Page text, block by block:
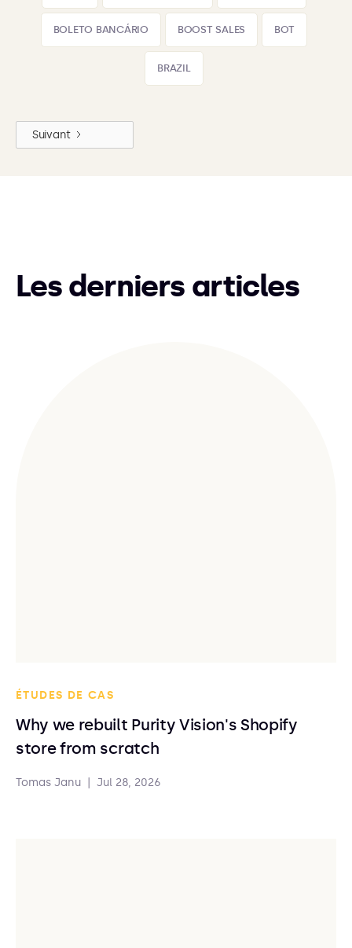
BOLETO BANCÁRIO BOOST SALES BOT
BRAZIL
Suivant
Les derniers articles
ÉTUDES DE CAS
Why we rebuilt Purity Vision's Shopify
store from scratch
Tomas Janu Jul 28, 2026